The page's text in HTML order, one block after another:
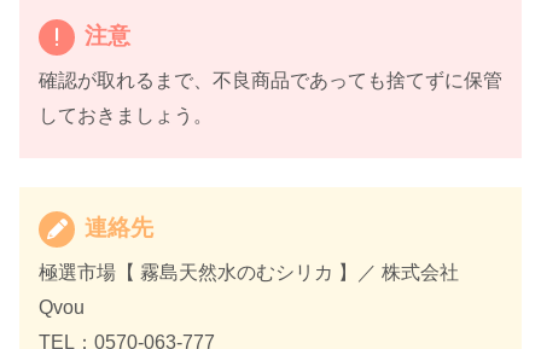
注意
確認が取れるまで、不良商品であっても捨てずに保管
しておきましょう。
連絡先
極選市場【 霧島天然水のむシリカ 】／ 株式会社
Qvou
TEL：0570-063-777